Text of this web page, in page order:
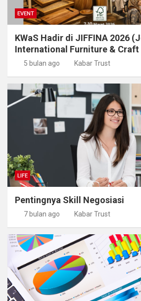
EVENT
KWaS Hadir di JIFFINA 2026
International Furniture & Craft
5 bulan ago Kabar Trust
LIFE
Pentingnya Skill Negosiasi
7 bulan ago Kabar Trust